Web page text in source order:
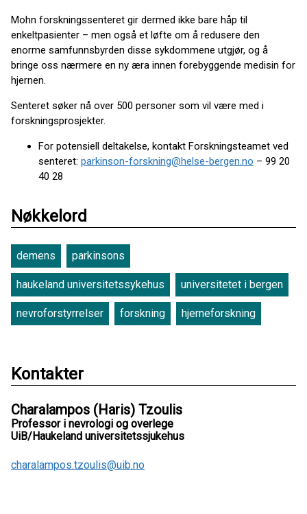
Mohn forskningssenteret gir dermed ikke bare håp til
enkeltpasienter – men også et løfte om å redusere den
enorme samfunnsbyrden disse sykdommene utgjør, og å
bringe oss nærmere en ny æra innen forebyggende medisin for
hjernen.
Senteret søker nå over 500 personer som vil være med i
forskningsprosjekter.
For potensiell deltakelse, kontakt Forskningsteamet ved
senteret: parkinson-forskning@helse-bergen.no – 99 20
40 28
Nøkkelord
demens parkinsons
haukeland universitetssykehus universitetet i bergen
nevroforstyrrelser forskning hjerneforskning
Kontakter
Charalampos (Haris) Tzoulis
Professor i nevrologi og overlege
UiB/Haukeland universitetssjukehus
charalampos.tzoulis@uib.no